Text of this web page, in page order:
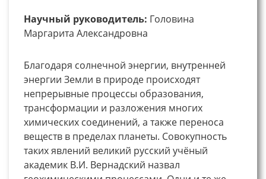
Научный руководитель: Головина
Маргарита Александровна
Благодаря солнечной энергии, внутренней
энергии Земли в природе происходят
непрерывные процессы образования,
трансформации и разложения многих
химических соединений, а также переноса
веществ в пределах планеты. Совокупность
таких явлений великий русский учёный
академик В.И. Вернадский назвал